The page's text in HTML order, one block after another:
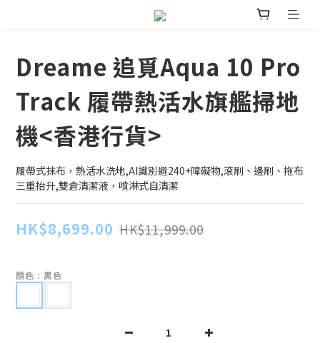
Dreame 追覓Aqua 10 Pro
Track 履帶熱活水旗艦掃地
機<香港行貨>
履帶式抹布，熱活水洗地,AI識別避240+障礙物,滾刷、邊刷、拖布
三重抬升,雙倉清潔液，噴淋式自清潔
HK$8,699.00 HK$11,999.00
顏色 : 黑色